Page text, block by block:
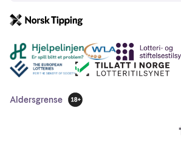
Andre lenker
Aldersgrense
18 år